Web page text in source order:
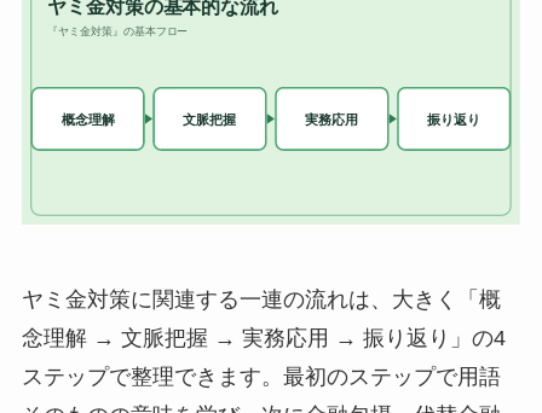
ヤミ金対策に関連する一連の流れは、大きく「概
念理解 → 文脈把握 → 実務応用 → 振り返り」の4
ステップで整理できます。最初のステップで用語